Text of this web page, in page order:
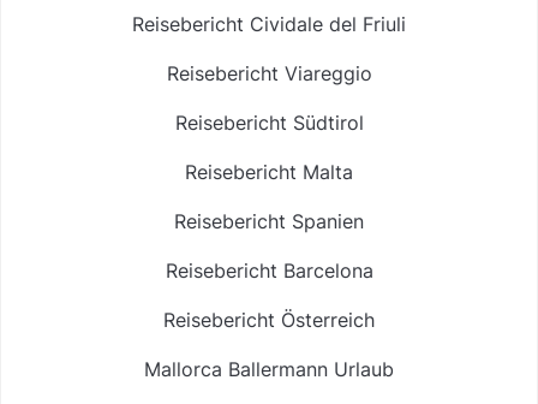
Reisebericht Cividale del Friuli
Reisebericht Viareggio
Reisebericht Südtirol
Reisebericht Malta
Reisebericht Spanien
Reisebericht Barcelona
Reisebericht Österreich
Mallorca Ballermann Urlaub